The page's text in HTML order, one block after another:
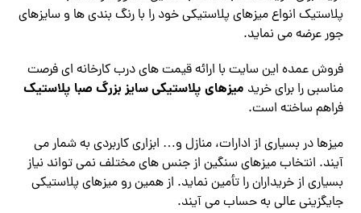
پلاستیک انواع میزهای پلاستیکی خود را با رنگ بندی ها و سایزهای
جور عرضه می نماید.
فروش عمده این سایت با ارائه قیمت های درب کارخانه ای فرصت
مناسبی را برای خرید میزهای پلاستیکی سایز بزرگ صبا پلاستیک
فراهم ساخته است.
میزها در بسیاری از ادارات، منازل و… ابزاری کاربردی به شمار می
آیند. انتخاب میزهای سنگین از جنس های مختلف نمی تواند نیاز
بسیاری از خریداران را تأمین نماید. از همین رو میزهای پلاستیکی
جایگزینی عالی به حساب می آیند.